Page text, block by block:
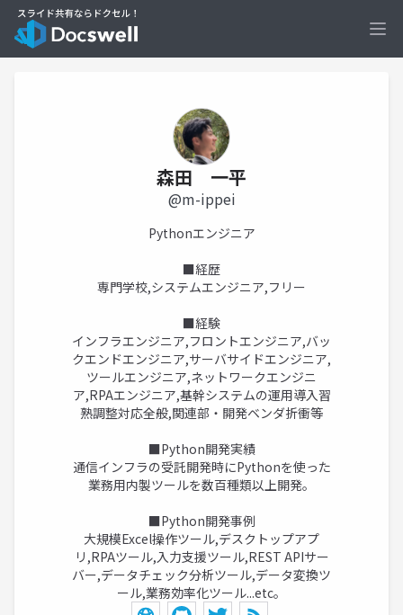
森田 一平
@m-ippei
Pythonエンジニア
■経歴
専門学校,システムエンジニア,フリー
■経験
インフラエンジニア,フロントエンジニア,バッ
クエンドエンジニア,サーバサイドエンジニア,
ツールエンジニア,ネットワークエンジニ
ア,RPAエンジニア,基幹システムの運用導入習
熟調整対応全般,関連部・開発ベンダ折衝等
■Python開発実績
通信インフラの受託開発時にPythonを使った
業務用内製ツールを数百種類以上開発。
■Python開発事例
大規模Excel操作ツール,デスクトップアプ
リ,RPAツール,入力支援ツール,REST APIサー
バー,データチェック分析ツール,データ変換ツ
ール,業務効率化ツール...etc。